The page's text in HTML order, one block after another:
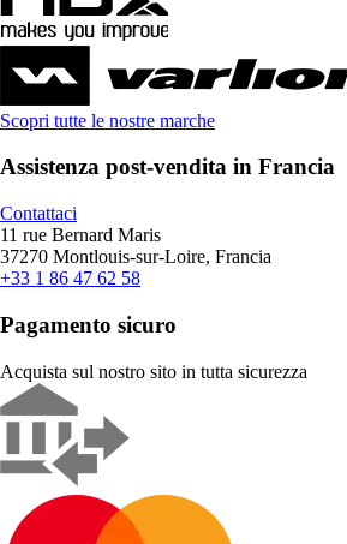
Scopri tutte le nostre marche
Assistenza post-vendita in Francia
Contattaci
11 rue Bernard Maris
37270 Montlouis-sur-Loire, Francia
+33 1 86 47 62 58
Pagamento sicuro
Acquista sul nostro sito in tutta sicurezza